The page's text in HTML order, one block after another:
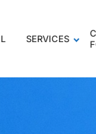
SERVICES